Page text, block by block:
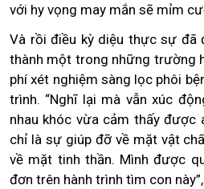
với hy vọng may mắn sẽ mỉm
Và rồi điều kỳ diệu thực sự đã
thành một trong những trường
phí xét nghiệm sàng lọc phôi
trình. “Nghĩ lại mà vẫn xúc
nhau khóc vừa cảm thấy được
chỉ là sự giúp đỡ về mặt vật
về mặt tinh thần. Mình được
đơn trên hành trình tìm con